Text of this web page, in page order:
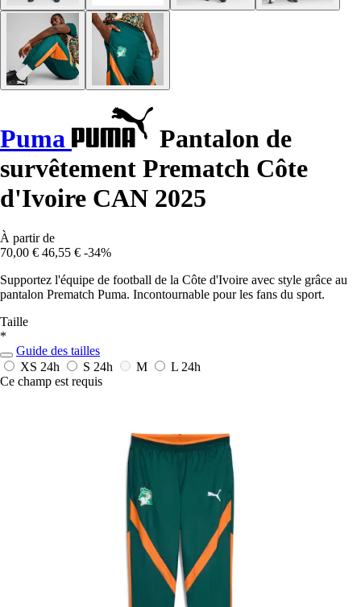
Puma
Pantalon de
survêtement Prematch Côte
d'Ivoire CAN 2025
À partir de
70,00 € 46,55 € -34%
Supportez l'équipe de football de la Côte d'Ivoire avec style grâce au
pantalon Prematch Puma. Incontournable pour les fans du sport.
Taille
*
Guide des tailles
XS 24h S 24h M L 24h
Ce champ est requis